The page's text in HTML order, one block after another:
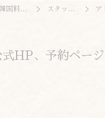
東京都上野駅の韓国料理ならアレンモク スタッフブログ アレ
HP、予約ページ